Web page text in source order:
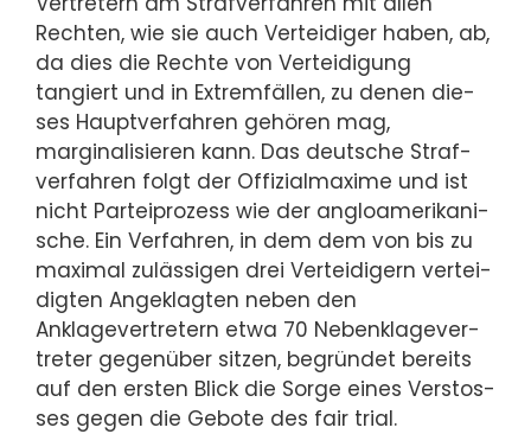
Rechten, wie sie auch Verteidiger haben, ab,
da dies die Rechte von Verteidigung
tangiert und in Extremfällen, zu denen die­
ses Hauptverfahren gehören mag,
marginalisieren kann. Das deutsche Straf­
ver­fah­ren folgt der Offizialmaxime und ist
nicht Parteiprozess wie der an­glo­a­me­ri­ka­ni­
sche. Ein Verfahren, in dem dem von bis zu
maximal zulässigen drei Verteidigern ver­tei­
dig­ten An­ge­klag­ten neben den
Anklagevertretern etwa 70 Ne­ben­kla­ge­ver­
tre­ter gegenüber sit­zen, begründet bereits
auf den ersten Blick die Sorge eines Vers­tos­
ses gegen die Ge­bo­te des fair trial.